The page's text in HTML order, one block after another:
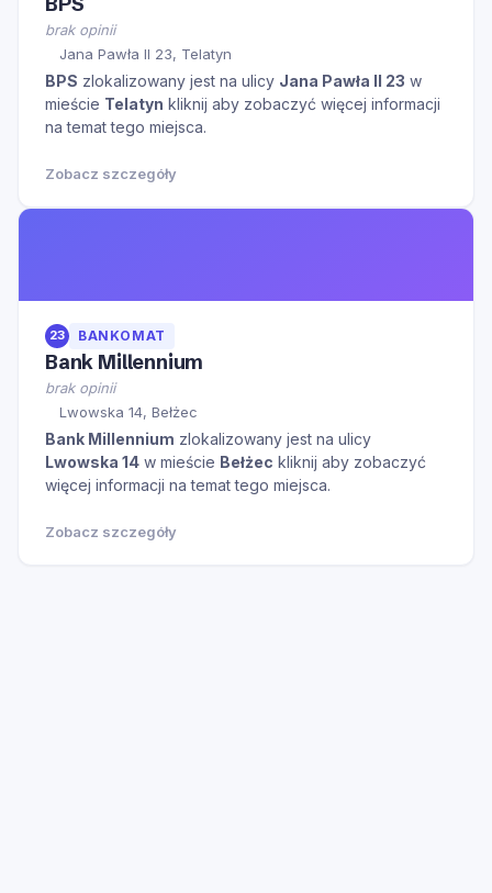
brak opinii
Jana Pawła II 23, Telatyn
BPS zlokalizowany jest na ulicy Jana Pawła II 23 w
mieście Telatyn kliknij aby zobaczyć więcej informacji
na temat tego miejsca.
Zobacz szczegóły
23 BANKOMAT
Bank Millennium
brak opinii
Lwowska 14, Bełżec
Bank Millennium zlokalizowany jest na ulicy
Lwowska 14 w mieście Bełżec kliknij aby zobaczyć
więcej informacji na temat tego miejsca.
Zobacz szczegóły